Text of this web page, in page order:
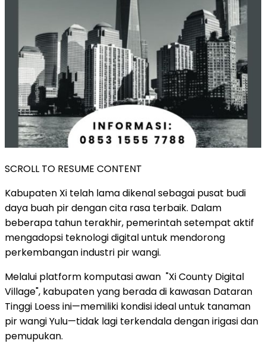
SCROLL TO RESUME CONTENT
Kabupaten Xi telah lama dikenal sebagai pusat budi
daya buah pir dengan cita rasa terbaik. Dalam
beberapa tahun terakhir, pemerintah setempat aktif
mengadopsi teknologi digital untuk mendorong
perkembangan industri pir wangi.
Melalui platform komputasi awan "Xi County Digital
Village", kabupaten yang berada di kawasan Dataran
Tinggi Loess ini—memiliki kondisi ideal untuk tanaman
pir wangi Yulu—tidak lagi terkendala dengan irigasi dan
pemupukan.